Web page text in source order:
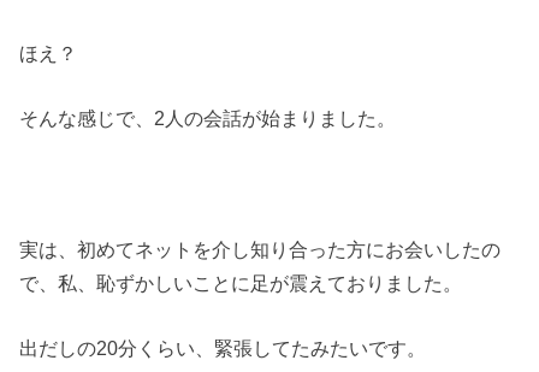
ほえ？
そんな感じで、2人の会話が始まりました。
実は、初めてネットを介し知り合った方にお会いしたの
で、私、恥ずかしいことに足が震えておりました。
出だしの20分くらい、緊張してたみたいです。